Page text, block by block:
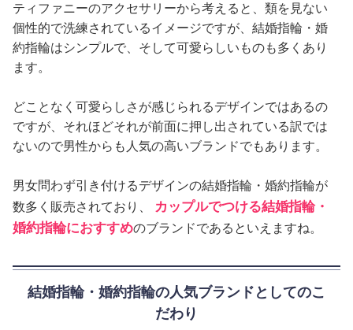
ティファニーのアクセサリーから考えると、類を見ない
個性的で洗練されているイメージですが、結婚指輪・婚
約指輪はシンプルで、そして可愛らしいものも多くあり
ます。
どことなく可愛らしさが感じられるデザインではあるの
ですが、それほどそれが前面に押し出されている訳では
ないので男性からも人気の高いブランドでもあります。
男女問わず引き付けるデザインの結婚指輪・婚約指輪が
数多く販売されており、 カップルでつける結婚指輪・
婚約指輪におすすめのブランドであるといえますね。
結婚指輪・婚約指輪の人気ブランドとしてのこ
だわり